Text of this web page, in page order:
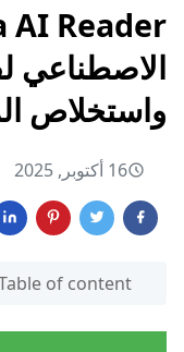
الاصطناعي
واستخلاص
16 أكتوبر, 2025
of content